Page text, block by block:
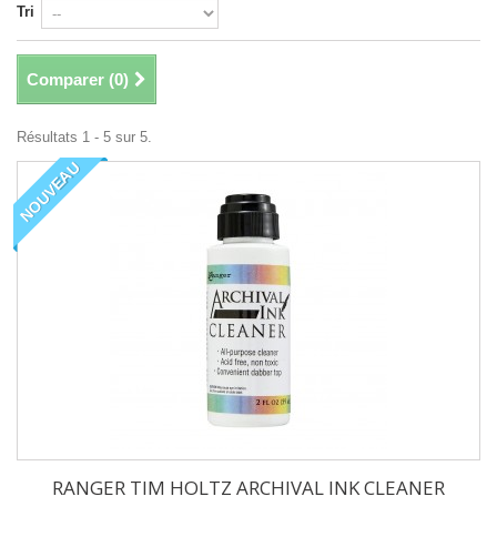
Tri
Comparer (0)
Résultats 1 - 5 sur 5.
NOUVEAU
RANGER TIM HOLTZ ARCHIVAL INK CLEANER